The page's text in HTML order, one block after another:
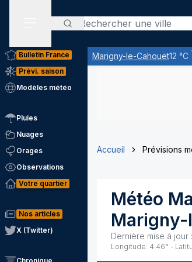
Rechercher
Marigny-le-Cahouët12 °C
Bulletin France
Prévi. saison
Modèles météo
Pluies
Nuages
Orages
Observations
Votre quartier
Nos articles
X (Twitter)
Accueil Prévisions
Météo
Dernière mise à jour :
Longitude: 4.46° -